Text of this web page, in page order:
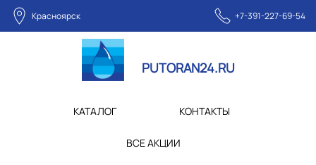
Красноярск +7-391-227-69-54
PUTORAN24.RU
КАТАЛОГ КОНТАКТЫ
ВСЕ АКЦИИ